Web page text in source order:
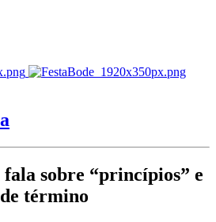
sobre “princípios” e
término